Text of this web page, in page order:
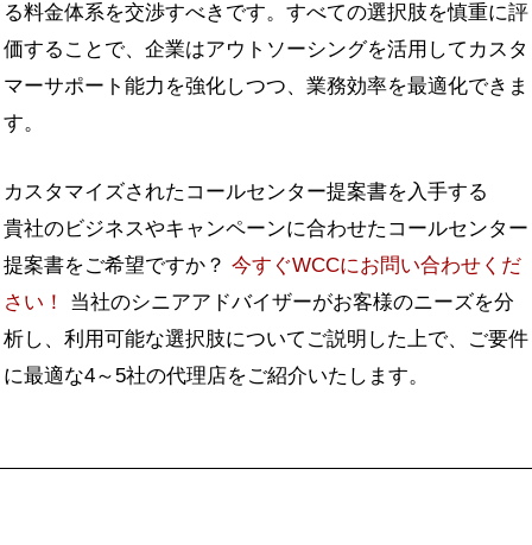
る料金体系を交渉すべきです。すべての選択肢を慎重に評
価することで、企業はアウトソーシングを活用してカスタ
マーサポート能力を強化しつつ、業務効率を最適化できま
す。
カスタマイズされたコールセンター提案書を入手する
貴社のビジネスやキャンペーンに合わせたコールセンター
提案書をご希望ですか？ 今すぐWCCにお問い合わせくだ
さい！
当社のシニアアドバイザーがお客様のニーズを分
析し、利用可能な選択肢についてご説明した上で、ご要件
に最適な4～5社の代理店をご紹介いたします。